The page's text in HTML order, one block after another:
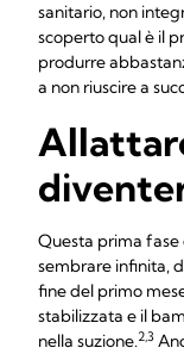
sanitario, non
scoperto qual è il
produrre
a non riuscire a
Questa prima fase
sembrare infinita,
fine del primo
stabilizzata e il
nella suzione.2,3